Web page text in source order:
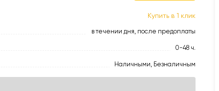
Купить в 1 клик
в течении дня, после предоплаты
0-48 ч.
Наличными, Безналичным